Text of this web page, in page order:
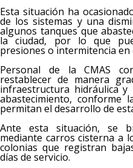
Esta situación ha
de los sistemas y una
algunos tanques que
la ciudad, por lo que
presiones o intermitencia en
Personal de la CMAS
restablecer de manera
infraestructura hidráulica
abastecimiento, conforme
permitan el desarrollo de
Ante esta situación, se
mediante carros cisterna a
colonias que registran
días de servicio.